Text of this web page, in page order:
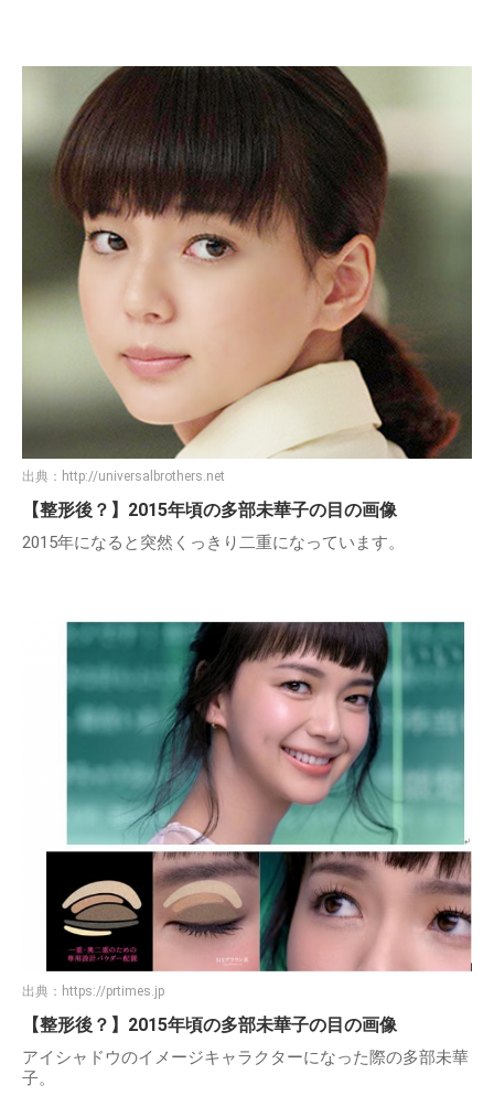
出典： http://universalbrothers.net
【整形後？】2015年頃の多部未華子の目の画像
2015年になると突然くっきり二重になっています。
出典： https://prtimes.jp
【整形後？】2015年頃の多部未華子の目の画像
アイシャドウのイメージキャラクターになった際の多部未華
子。